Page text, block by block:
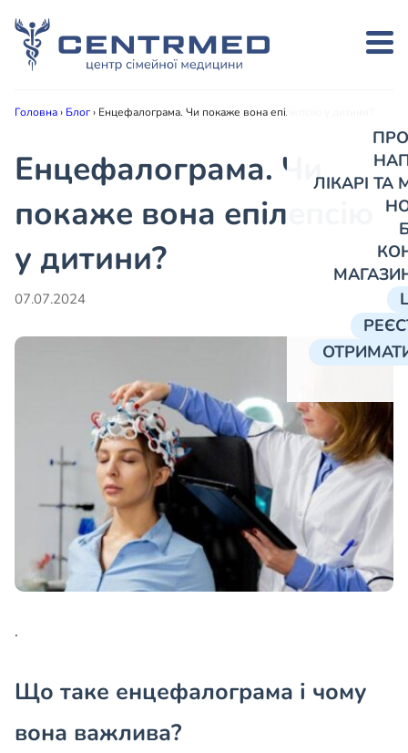
ЛІКАРІ
Головна› Блог› Енцефалограма. Чи покаже вона епілепсію у дитини?
Енцефалограма. Чи
покаже вона епілепсію
у дитини?
07.07.2024
.
Що таке енцефалограма і чому
вона важлива?